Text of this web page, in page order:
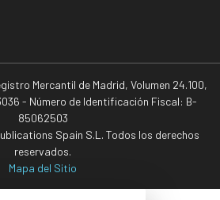
Mercantil de Madrid, Volumen 24.100,
- Número de Identificación Fiscal: B-
85062503
Spain S.L. Todos los derechos
reservados.
Mapa del Sitio